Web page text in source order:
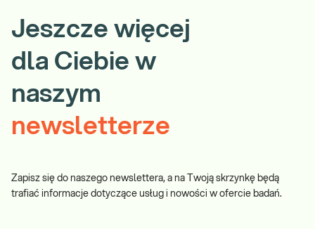
Jeszcze więcej
dla Ciebie w
naszym
newsletterze
Zapisz się do naszego newslettera, a na Twoją skrzynkę będą
trafiać informacje dotyczące usług i nowości w ofercie badań.